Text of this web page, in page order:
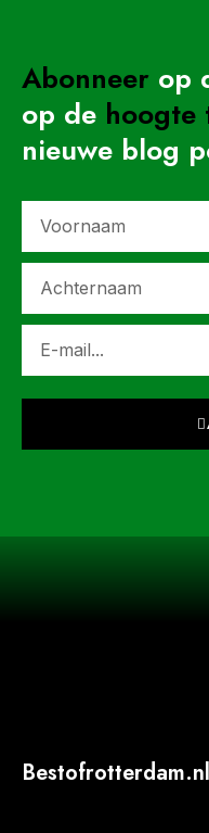
Abonneer op
op de hoogte
nieuwe blog
Bestofrotterdam.nl